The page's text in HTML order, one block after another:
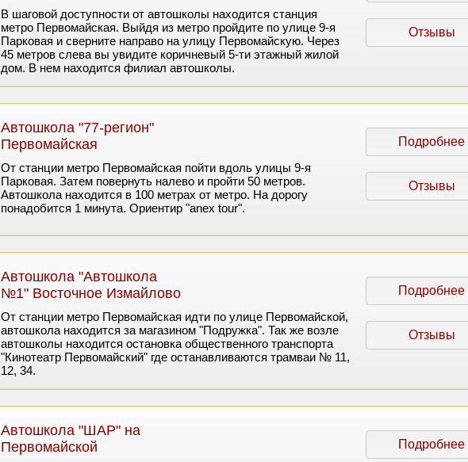
В шаговой доступности от автошколы находится станция
метро Первомайская. Выйдя из метро пройдите по улице 9-я
Парковая и сверните направо на улицу Первомайскую. Через
45 метров слева вы увидите коричневый 5-ти этажный жилой
дом. В нем находится филиал автошколы.
Отзывы
Автошкола "77-регион"
Первомайская
От станции метро Первомайская пойти вдоль улицы 9-я
Парковая. Затем повернуть налево и пройти 50 метров.
Автошкола находится в 100 метрах от метро. На дорогу
понадобится 1 минута. Ориентир "anex tour".
Подробнее
Отзывы
Автошкола "Автошкола
№1" Восточное Измайлово
От станции метро Первомайская идти по улице Первомайской,
автошкола находится за магазином "Подружка". Так же возле
автошколы находится остановка общественного транспорта
"Кинотеатр Первомайский" где останавливаются трамваи № 11,
12, 34.
Подробнее
Отзывы
Автошкола "ШАР" на
Первомайской
Подробнее